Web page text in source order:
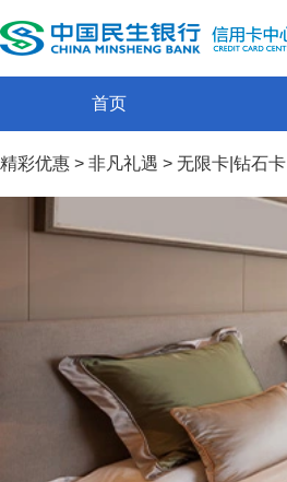
首页
精彩优惠 > 非凡礼遇 > 无限卡|钻石卡